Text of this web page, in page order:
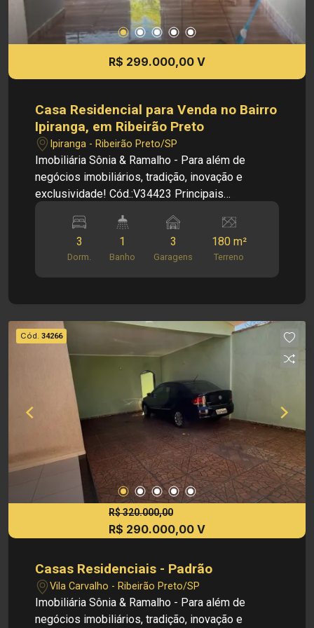
imóveis, sem aviso prévio.
R$ 299.000,00 V
Casa Residencial para Venda no Bairro
Ipiranga, em Ribeirão Preto
Ipiranga - Ribeirão Preto/SP
Imobiliária Sônia & Ramalho - Para além de
negócios imobiliários, tradição, inovação e
exclusividade! Cód.:V34423 Principais
Bairro Ipiranga - Sala - Cozinha - 03 Dormitórios -
Banheiro social - Área de serviço - 03 Vagas de
garagem Edícula: - Sala - Cozinha - 01 Dormitório
- Banheiro social Dimensões: - 180,00 m² de
avenidas, escolas e supermercados
Investimento de Venda: R$ 299.000,00 Obs.:
como imobiliária, me reservo o direito de alterar
qualquer informação referente aos valores,
dados e disponibilidade de meus imóveis, sem
aviso prévio.
3
Dorm.
1
Banho
3
Garagens
180 m²
Terreno
Cód. 34266
R$ 320.000,00
R$ 290.000,00 V
Casas Residenciais - Padrão
Vila Carvalho - Ribeirão Preto/SP
Imobiliária Sônia & Ramalho - Para além de
negócios imobiliários, tradição, inovação e